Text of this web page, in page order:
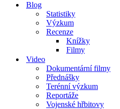
Blog
Statistiky
Výzkum
Recenze
Knížky
Filmy
Video
Dokumentární filmy
Přednášky
Terénní výzkum
Reportáže
Vojenské hřbitovy